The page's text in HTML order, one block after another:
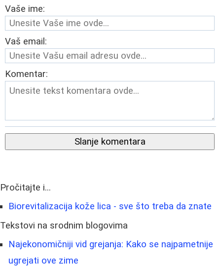
Vaše ime:
Vaš email:
Komentar:
Slanje komentara
Pročitajte i...
Biorevitalizacija kože lica - sve što treba da znate
Tekstovi na srodnim blogovima
Najekonomičniji vid grejanja: Kako se najpametnije
ugrejati ove zime